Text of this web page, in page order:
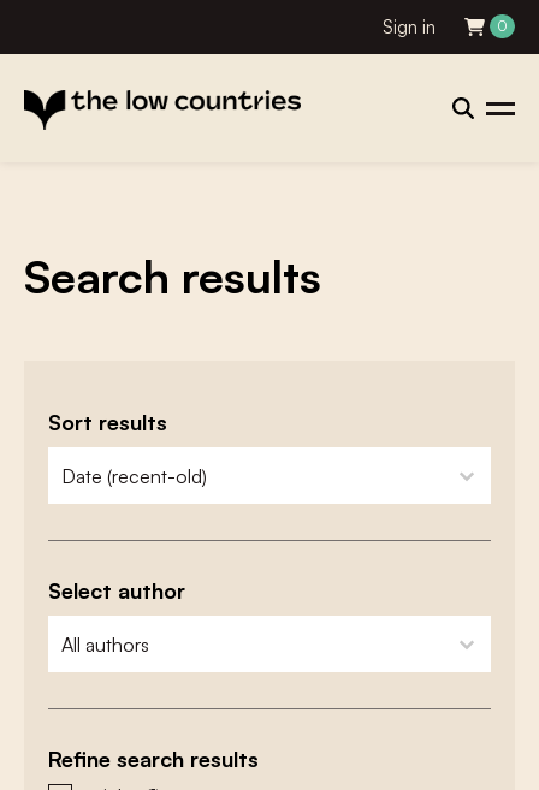
Sign in 0
Search results
Sort results
zoeken - sorteer
sort content
Select author
zoeken - auteurs
select content
Refine search results